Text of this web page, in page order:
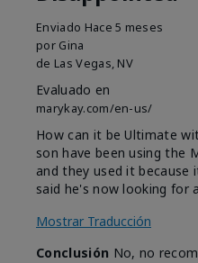
Enviado Hace 5 meses
por Gina
de Las Vegas, NV
Evaluado en
marykay.com/en-us/
How can it be Ultimate
son have been using the
and they used it because
said he's now looking for
Mostrar Traducción
Conclusión No, no